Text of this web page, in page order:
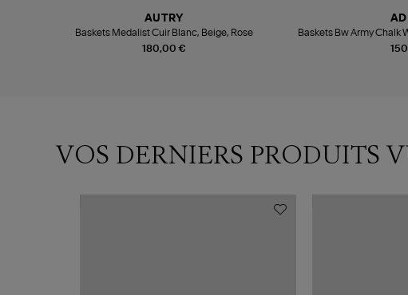
180,00 €
AUTRY
Baskets Medalist Cuir Blanc, Beige, Rose
Baskets Bw Army Chalk
VOS DERNIERS PRODUITS